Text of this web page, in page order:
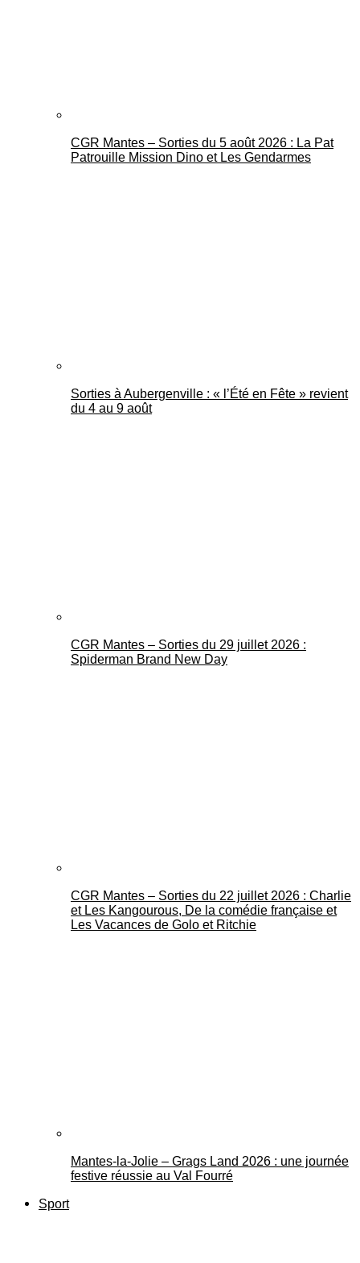
CGR Mantes – Sorties du 5 août 2026 : La Pat
Patrouille Mission Dino et Les Gendarmes
Sorties à Aubergenville : « l’Été en Fête » revient
du 4 au 9 août
CGR Mantes – Sorties du 29 juillet 2026 :
Spiderman Brand New Day
CGR Mantes – Sorties du 22 juillet 2026 : Charlie
et Les Kangourous, De la comédie française et
Les Vacances de Golo et Ritchie
Mantes-la-Jolie – Grags Land 2026 : une journée
festive réussie au Val Fourré
Sport